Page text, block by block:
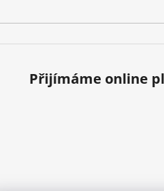
Přijímáme online